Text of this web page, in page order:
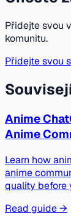
Přidejte svou
komunitu.
Přidejte svou
Anime
Anime
Learn how
anime
quality before
Read guide →